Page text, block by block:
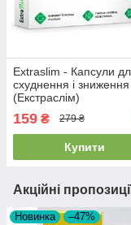
Extraslim - Капсули
схуднення і зниження
(Екстраслім)
159 ₴ 279 ₴
Купити
Акційні
Новинка –47%